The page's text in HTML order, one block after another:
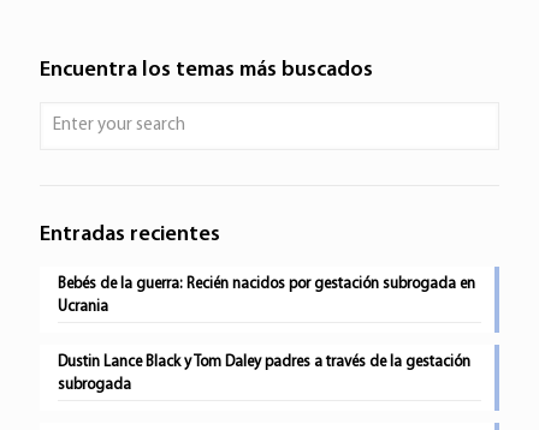
Encuentra los temas más buscados
Entradas recientes
Bebés de la guerra: Recién nacidos por gestación subrogada en
Ucrania
Dustin Lance Black y Tom Daley padres a través de la gestación
subrogada